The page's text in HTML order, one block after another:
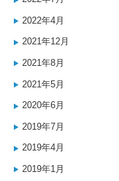
2022年4月
2021年12月
2021年8月
2021年5月
2020年6月
2019年7月
2019年4月
2019年1月